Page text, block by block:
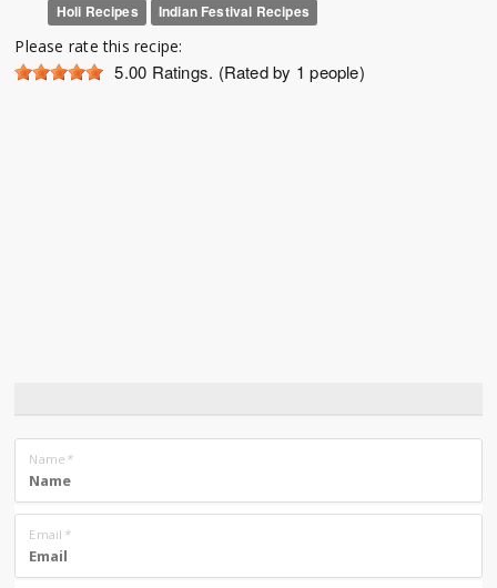
Holi Recipes
Indian Festival Recipes
Please rate this recipe:
5.00 Ratings. (Rated by 1 people)
Name *
Email *